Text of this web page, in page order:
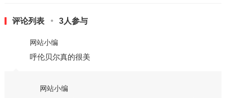
评论列表 3人参与
网站小编
呼伦贝尔真的很美
网站小编